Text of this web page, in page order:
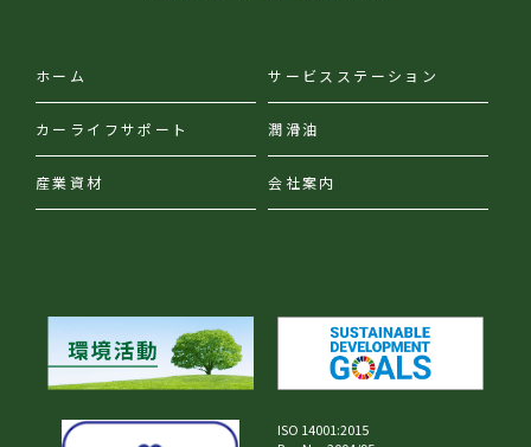
ホーム サービスステーション
カーライフサポート 潤滑油
産業資材 会社案内
ISO 14001:2015